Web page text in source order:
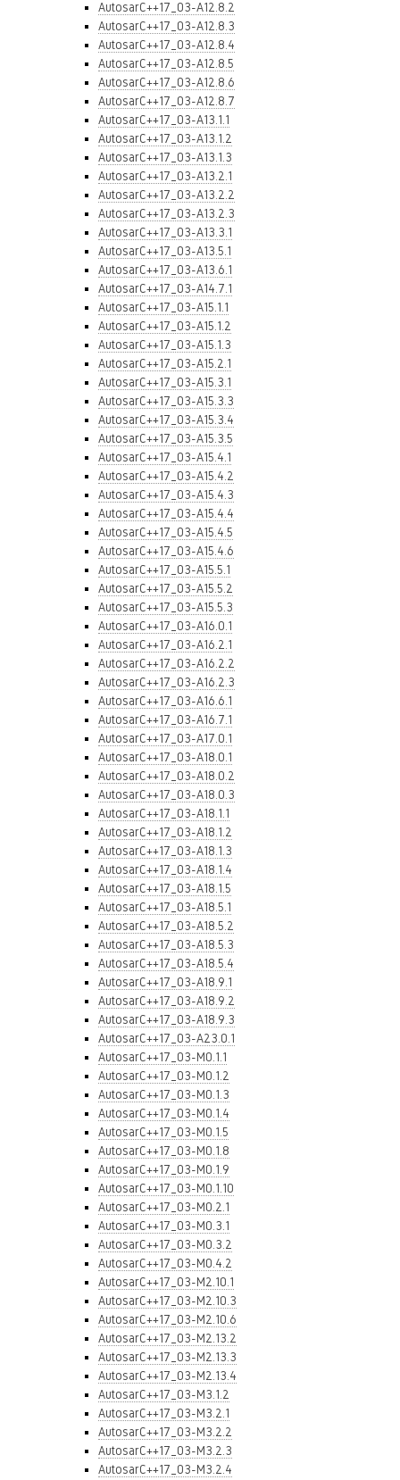
AutosarC++17_03-A12.8.2
AutosarC++17_03-A12.8.3
AutosarC++17_03-A12.8.4
AutosarC++17_03-A12.8.5
AutosarC++17_03-A12.8.6
AutosarC++17_03-A12.8.7
AutosarC++17_03-A13.1.1
AutosarC++17_03-A13.1.2
AutosarC++17_03-A13.1.3
AutosarC++17_03-A13.2.1
AutosarC++17_03-A13.2.2
AutosarC++17_03-A13.2.3
AutosarC++17_03-A13.3.1
AutosarC++17_03-A13.5.1
AutosarC++17_03-A13.6.1
AutosarC++17_03-A14.7.1
AutosarC++17_03-A15.1.1
AutosarC++17_03-A15.1.2
AutosarC++17_03-A15.1.3
AutosarC++17_03-A15.2.1
AutosarC++17_03-A15.3.1
AutosarC++17_03-A15.3.3
AutosarC++17_03-A15.3.4
AutosarC++17_03-A15.3.5
AutosarC++17_03-A15.4.1
AutosarC++17_03-A15.4.2
AutosarC++17_03-A15.4.3
AutosarC++17_03-A15.4.4
AutosarC++17_03-A15.4.5
AutosarC++17_03-A15.4.6
AutosarC++17_03-A15.5.1
AutosarC++17_03-A15.5.2
AutosarC++17_03-A15.5.3
AutosarC++17_03-A16.0.1
AutosarC++17_03-A16.2.1
AutosarC++17_03-A16.2.2
AutosarC++17_03-A16.2.3
AutosarC++17_03-A16.6.1
AutosarC++17_03-A16.7.1
AutosarC++17_03-A17.0.1
AutosarC++17_03-A18.0.1
AutosarC++17_03-A18.0.2
AutosarC++17_03-A18.0.3
AutosarC++17_03-A18.1.1
AutosarC++17_03-A18.1.2
AutosarC++17_03-A18.1.3
AutosarC++17_03-A18.1.4
AutosarC++17_03-A18.1.5
AutosarC++17_03-A18.5.1
AutosarC++17_03-A18.5.2
AutosarC++17_03-A18.5.3
AutosarC++17_03-A18.5.4
AutosarC++17_03-A18.9.1
AutosarC++17_03-A18.9.2
AutosarC++17_03-A18.9.3
AutosarC++17_03-A23.0.1
AutosarC++17_03-M0.1.1
AutosarC++17_03-M0.1.2
AutosarC++17_03-M0.1.3
AutosarC++17_03-M0.1.4
AutosarC++17_03-M0.1.5
AutosarC++17_03-M0.1.8
AutosarC++17_03-M0.1.9
AutosarC++17_03-M0.1.10
AutosarC++17_03-M0.2.1
AutosarC++17_03-M0.3.1
AutosarC++17_03-M0.3.2
AutosarC++17_03-M0.4.2
AutosarC++17_03-M2.10.1
AutosarC++17_03-M2.10.3
AutosarC++17_03-M2.10.6
AutosarC++17_03-M2.13.2
AutosarC++17_03-M2.13.3
AutosarC++17_03-M2.13.4
AutosarC++17_03-M3.1.2
AutosarC++17_03-M3.2.1
AutosarC++17_03-M3.2.2
AutosarC++17_03-M3.2.3
AutosarC++17_03-M3.2.4